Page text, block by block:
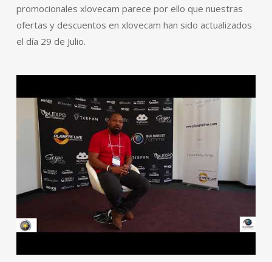
promocionales xlovecam parece por ello que nuestras
ofertas y descuentos en xlovecam han sido actualizados
el día 29 de Julio.